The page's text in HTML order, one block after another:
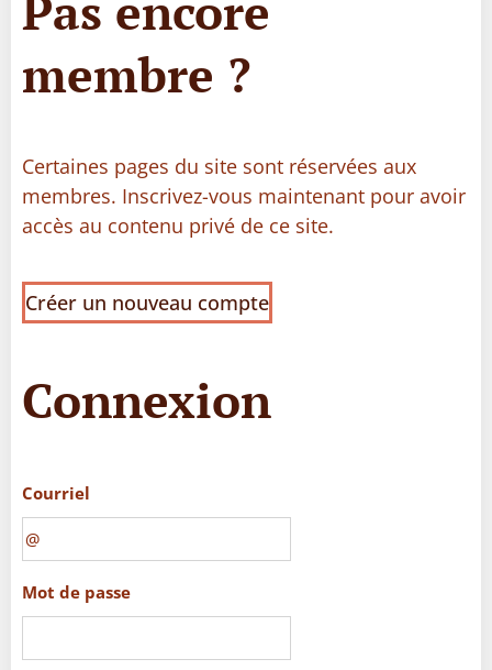
membre ?
Certaines pages du site sont réservées aux
membres. Inscrivez-vous maintenant pour avoir
accès au contenu privé de ce site.
Créer un nouveau compte
Connexion
Courriel
Mot de passe